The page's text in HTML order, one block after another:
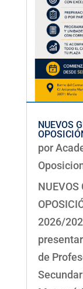
NUEVOS
por
NUEVOS
2026/
de